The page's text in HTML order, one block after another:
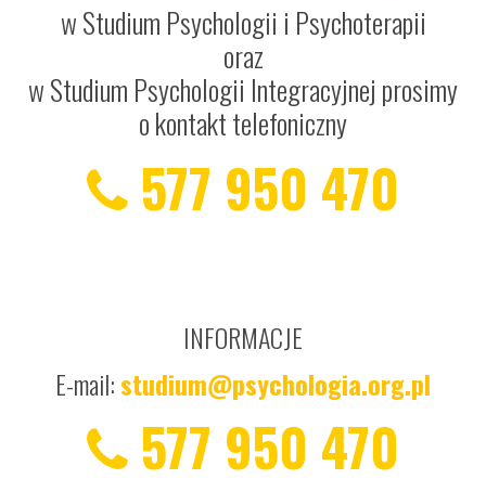
w Studium Psychologii i Psychoterapii
oraz
w Studium Psychologii Integracyjnej prosimy
o kontakt telefoniczny
577 950 470
INFORMACJE
E-mail:studium@psychologia.org.pl
577 950 470